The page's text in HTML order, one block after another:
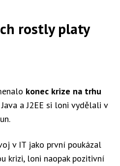
rostly platy
konec krize na trhu
a J2EE si loni vydělali v
v IT jako první poukázal
krizi, loni naopak pozitivní